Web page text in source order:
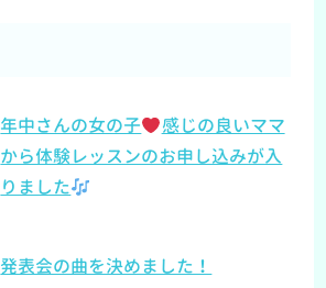
年中さんの女の子
感じの良いママ
から体験レッスンのお申し込みが入
りました
発表会の曲を決めました！